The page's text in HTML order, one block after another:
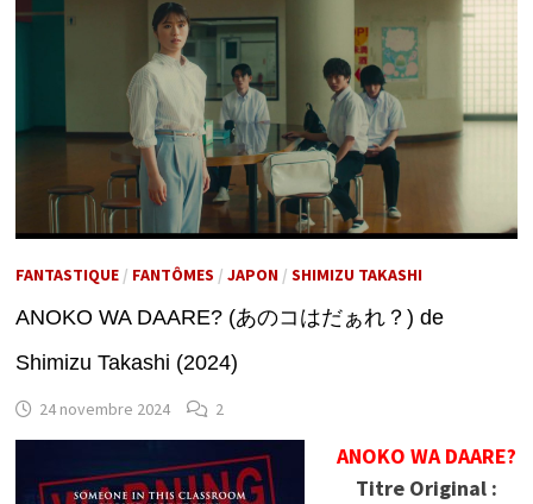
FANTASTIQUE/ FANTÔMES / JAPON/ SHIMIZU TAKASHI
ANOKO WA DAARE? (あのコはだぁれ？) de
Shimizu Takashi (2024)
24 novembre 2024 2
ANOKO WA DAARE?
Titre Original :